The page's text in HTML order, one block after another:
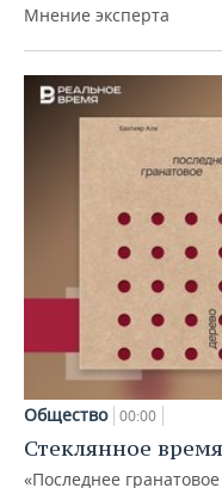
Мнение эксперта
Общество 00:00
Стеклянное
«Последнее